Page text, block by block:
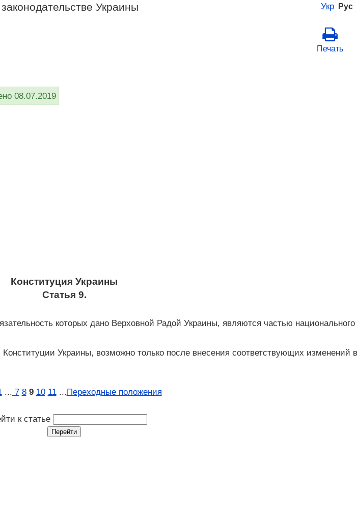
Укр Рус
Украины
Печать
08.07.2019
Конституция Украины
Статья 9.
которых дано Верховной Радой Украины, являются частью национального
Украины, возможно только после внесения соответствующих изменений в
... 7 8 9 10 11 ...Переходные положения
к статье